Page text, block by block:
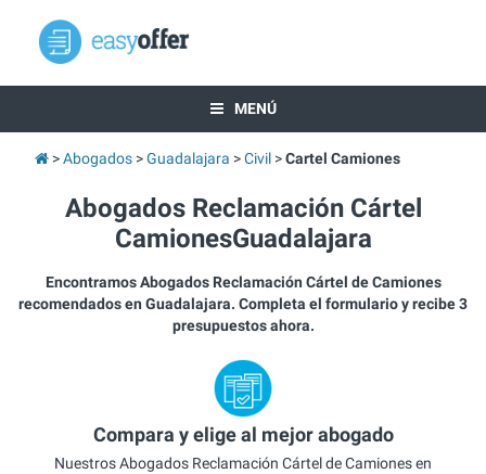
MENÚ
Abogados Guadalajara Civil Cartel Camiones
Abogados Reclamación Cártel
CamionesGuadalajara
Encontramos Abogados Reclamación Cártel de Camiones
recomendados en Guadalajara. Completa el formulario y recibe 3
presupuestos ahora.
Compara y elige al mejor abogado
Nuestros Abogados Reclamación Cártel de Camiones en